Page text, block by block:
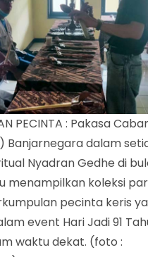
PECINTA : Pakasa
Banjarnegara dalam
Nyadran Gedhe di
menampilkan koleksi
pecinta keris
event Hari Jadi 91
waktu dekat. (foto :